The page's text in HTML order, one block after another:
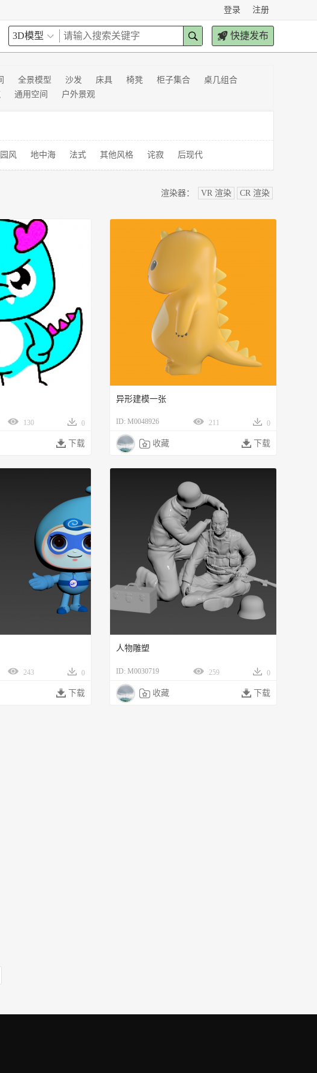
登录 注册
3D模型 快捷发布
全景模型 沙发 床具 椅凳 柜子集合
桌几组合
通用空间 户外景观
风 地中海 法式 其他风格 诧寂 后现代
渲染器： VR 渲染 CR 渲染
130 0
 下载
异形建模一张
ID: M0048926 211 0
 收藏  下载
243 0
 下载
人物雕塑
ID: M0030719 259 0
 收藏  下载